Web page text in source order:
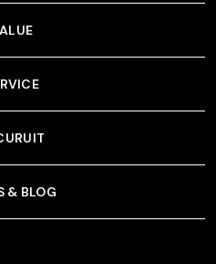
& BLOG